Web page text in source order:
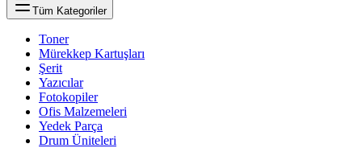
Tüm Kategoriler
Toner
Mürekkep Kartuşları
Şerit
Yazıcılar
Fotokopiler
Ofis Malzemeleri
Yedek Parça
Drum Üniteleri